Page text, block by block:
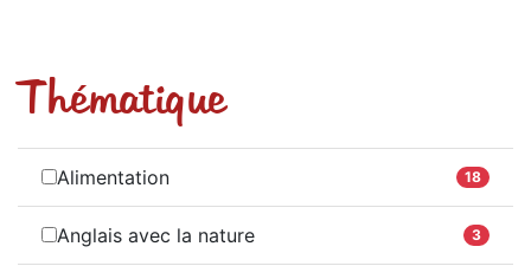
Thématique
Alimentation 18
Anglais avec la nature 3